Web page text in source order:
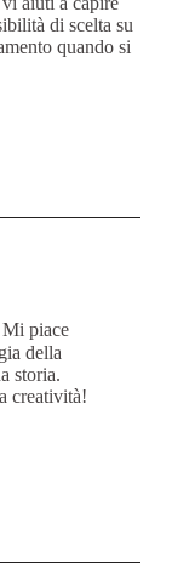
di scelta su
quando si
Mi piace
della
storia.
creatività!